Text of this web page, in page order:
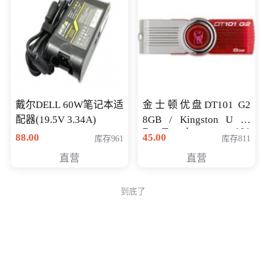
戴尔DELL 60W笔记本适
配器(19.5V 3.34A)
88.00
库存961
直营
金士顿优盘DT101 G2
8GB / Kingston U 盘
DataTraveler 101
Generati
45.00 库存811
直营
到底了